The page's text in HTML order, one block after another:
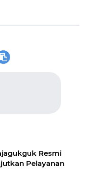
Resmi
Pelayanan